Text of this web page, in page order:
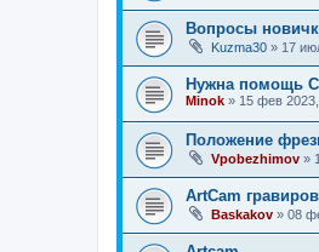
Вопросы
Kuzma30 » 17
Нужна помощь
Minok » 15 фев
Положение
Vpobezhimov »
ArtCam
Baskakov » 08